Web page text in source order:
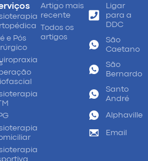
e Pós
Artigo mais
recente
Todos os
artigos
Ligar
para a
DDC
São
Caetano
São
Bernardo
Santo
André
Alphaville
Email